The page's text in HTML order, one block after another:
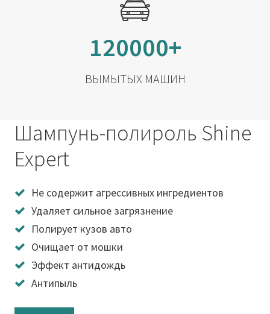
120000+
ВЫМЫТЫХ МАШИН
Шампунь-полироль Shine
Expert
Не содержит агрессивных ингредиентов
Удаляет сильное загрязнение
Полирует кузов авто
Очищает от мошки
Эффект антидождь
Антипыль